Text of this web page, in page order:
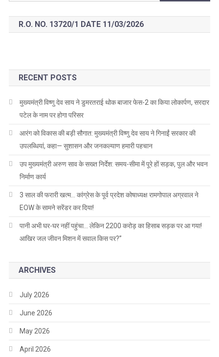
R.O. NO. 13720/1 DATE 11/03/2026
RECENT POSTS
मुख्यमंत्री विष्णु देव साय ने डुमरतराई थोक बाजार फेस-2 का किया लोकार्पण, सरदार
पटेल के नाम पर होगा परिसर
आरंग को विकास की बड़ी सौगात: मुख्यमंत्री विष्णु देव साय ने गिनाईं सरकार की
उपलब्धियां, कहा— सुशासन और जनकल्याण हमारी पहचान
उप मुख्यमंत्री अरुण साव के सख्त निर्देश: समय-सीमा में पूरे हों सड़क, पुल और भवन
निर्माण कार्य
3 साल की फरारी खत्म… कांग्रेस के पूर्व प्रदेश कोषाध्यक्ष रामगोपाल अग्रवाल ने
EOW के सामने सरेंडर कर दिया!
पानी अभी घर-घर नहीं पहुंचा… लेकिन 2200 करोड़ का हिसाब सड़क पर आ गया!
आखिर जल जीवन मिशन में सवाल किस पर?”
ARCHIVES
July 2026
June 2026
May 2026
April 2026